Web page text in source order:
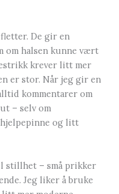
De gir en
om halsen kunne vært
krever litt mer
er stor. Når jeg gir en
kommentarer om
– selv om
hjelpepinne og litt
stillhet – små prikker
Jeg liker å bruke